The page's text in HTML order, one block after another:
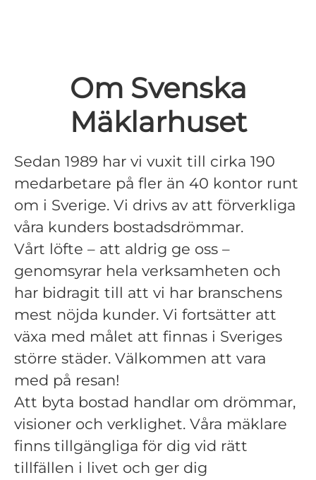
Om Svenska
Mäklarhuset
Sedan 1989 har vi vuxit till cirka 190
medarbetare på fler än 40 kontor runt
om i Sverige. Vi drivs av att förverkliga
våra kunders bostadsdrömmar.
Vårt löfte – att aldrig ge oss –
genomsyrar hela verksamheten och
har bidragit till att vi har branschens
mest nöjda kunder. Vi fortsätter att
växa med målet att finnas i Sveriges
större städer. Välkommen att vara
med på resan!
Att byta bostad handlar om drömmar,
visioner och verklighet. Våra mäklare
finns tillgängliga för dig vid rätt
tillfällen i livet och ger dig